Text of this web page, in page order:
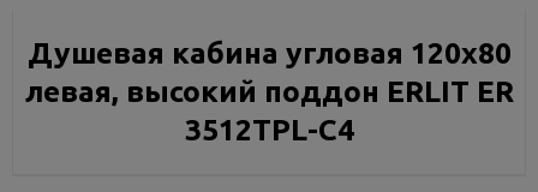
Душевая кабина угловая 120х80
левая, высокий поддон ERLIT ER
3512TPL-C4